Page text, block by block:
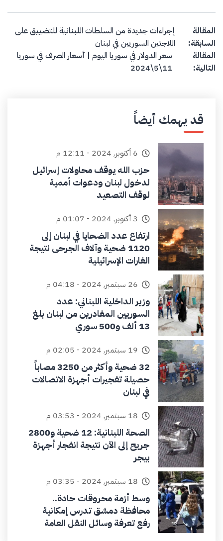
Post navigation
المقالة
السابقة:
إجراءات جديدة من السلطات اللبنانية للتضييق على
اللاجئين السوريين في لبنان
المقالة
التالية:
سعر الدولار في سوريا اليوم | أسعار الصرف في سوريا
11\5\2024
قد يهمك أيضاً
6 أكتوبر, 2024 - 12:11 م
حزب الله يوقف محاولات إسرائيل
لدخول لبنان ودعوات أممية
لوقف التصعيد
3 أكتوبر, 2024 - 01:07 م
ارتفاع عدد الضحايا في لبنان إلى
1120 ضحية وآلاف الجرحى نتيجة
الغارات الإسرائيلية
26 سبتمبر, 2024 - 04:18 م
وزير الداخلية اللبناني: عدد
السوريين المغادرين من لبنان بلغ
13 ألف و500 سوري
19 سبتمبر, 2024 - 02:05 م
32 ضحية وأكثر من 3250 مصاباً
حصيلة تفجيرات أجهزة الاتصالات
في لبنان
18 سبتمبر, 2024 - 03:53 م
الصحة اللبنانية: 12 ضحية و2800
جريح إلى الآن نتيجة انفجار أجهزة
بيجر
18 سبتمبر, 2024 - 03:35 م
وسط أزمة محروقات حادة..
محافظة دمشق تدرس إمكانية
رفع تعرفة وسائل النقل العامة